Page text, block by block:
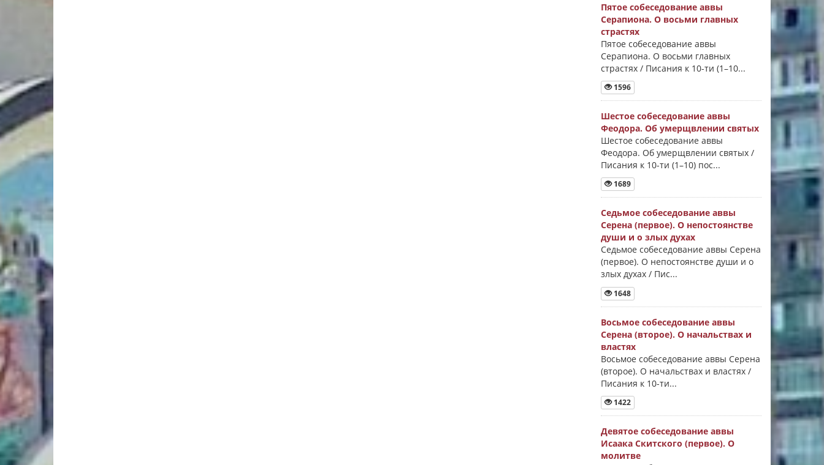
Пятое собеседование аввы
Серапиона. О восьми главных
страстях
Пятое собеседование аввы
Серапиона. О восьми главных
страстях / Писания к 10-ти (1–10...
1596
Шестое собеседование аввы
Феодора. Об умерщвлении святых
Шестое собеседование аввы
Феодора. Об умерщвлении святых /
Писания к 10-ти (1–10) пос...
1689
Седьмое собеседование аввы
Серена (первое). О непостоянстве
души и о злых духах
Седьмое собеседование аввы Серена
(первое). О непостоянстве души и о
злых духах / Пис...
1648
Восьмое собеседование аввы
Серена (второе). О начальствах и
властях
Восьмое собеседование аввы Серена
(второе). О начальствах и властях /
Писания к 10-ти...
1422
Девятое собеседование аввы
Исаака Скитского (первое). О
молитве